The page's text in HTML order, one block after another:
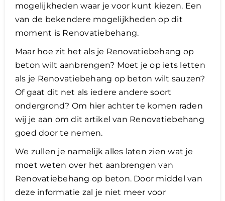
mogelijkheden waar je voor kunt kiezen. Een
van de bekendere mogelijkheden op dit
moment is Renovatiebehang.
Maar hoe zit het als je Renovatiebehang op
beton wilt aanbrengen? Moet je op iets letten
als je Renovatiebehang op beton wilt sauzen?
Of gaat dit net als iedere andere soort
ondergrond? Om hier achter te komen raden
wij je aan om dit artikel van Renovatiebehang
goed door te nemen.
We zullen je namelijk alles laten zien wat je
moet weten over het aanbrengen van
Renovatiebehang op beton. Door middel van
deze informatie zal je niet meer voor